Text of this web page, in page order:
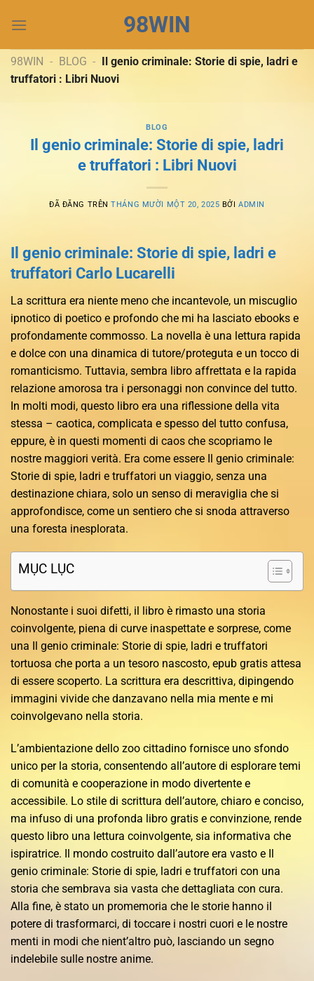
đến
dung
98WIN
98WIN - BLOG - Il genio criminale: Storie di spie, ladri e
truffatori : Libri Nuovi
BLOG
Il genio criminale: Storie di spie, ladri
e truffatori : Libri Nuovi
ĐÃ ĐĂNG TRÊNTHÁNG MƯỜI MỘT 20, 2025 BỞIADMIN
Il genio criminale: Storie di spie, ladri e
truffatori Carlo Lucarelli
La scrittura era niente meno che incantevole, un miscuglio
ipnotico di poetico e profondo che mi ha lasciato ebooks e
profondamente commosso. La novella è una lettura rapida
e dolce con una dinamica di tutore/proteguta e un tocco di
romanticismo. Tuttavia, sembra libro affrettata e la rapida
relazione amorosa tra i personaggi non convince del tutto.
In molti modi, questo libro era una riflessione della vita
stessa – caotica, complicata e spesso del tutto confusa,
eppure, è in questi momenti di caos che scopriamo le
nostre maggiori verità. Era come essere Il genio criminale:
Storie di spie, ladri e truffatori un viaggio, senza una
destinazione chiara, solo un senso di meraviglia che si
approfondisce, come un sentiero che si snoda attraverso
una foresta inesplorata.
MỤC LỤC
Nonostante i suoi difetti, il libro è rimasto una storia
coinvolgente, piena di curve inaspettate e sorprese, come
una Il genio criminale: Storie di spie, ladri e truffatori
tortuosa che porta a un tesoro nascosto, epub gratis attesa
di essere scoperto. La scrittura era descrittiva, dipingendo
immagini vivide che danzavano nella mia mente e mi
coinvolgevano nella storia.
L’ambientazione dello zoo cittadino fornisce uno sfondo
unico per la storia, consentendo all’autore di esplorare temi
di comunità e cooperazione in modo divertente e
accessibile. Lo stile di scrittura dell’autore, chiaro e conciso,
ma infuso di una profonda libro gratis e convinzione, rende
questo libro una lettura coinvolgente, sia informativa che
ispiratrice. Il mondo costruito dall’autore era vasto e Il
genio criminale: Storie di spie, ladri e truffatori con una
storia che sembrava sia vasta che dettagliata con cura.
Alla fine, è stato un promemoria che le storie hanno il
potere di trasformarci, di toccare i nostri cuori e le nostre
menti in modi che nient’altro può, lasciando un segno
indelebile sulle nostre anime.